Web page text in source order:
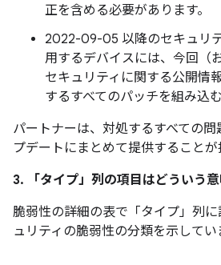
正を含める必要があります。
2022-09-05 以降のセキュリ
用するデバイスには、今回（
セキュリティに関する公開情
するすべてのパッチを組み込
パートナーは、対処するすべての問
プデートにまとめて提供することが
3. 「タイプ」 列の項目はどういう
脆弱性の詳細の表で「タイプ」 列に
ュリティの脆弱性の分類を示してい